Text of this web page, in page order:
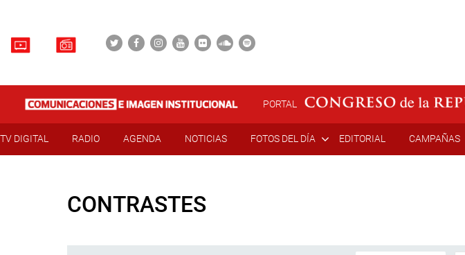
PORTAL
TV DIGITAL RADIO AGENDA NOTICIAS FOTOS DEL DÍA EDITORIAL CAMPAÑAS
CONTRASTES